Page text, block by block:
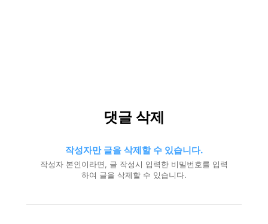
댓글 삭제
작성자만 글을 삭제할 수 있습니다.
작성자 본인이라면, 글 작성시 입력한 비밀번호를 입력
하여 글을 삭제할 수 있습니다.